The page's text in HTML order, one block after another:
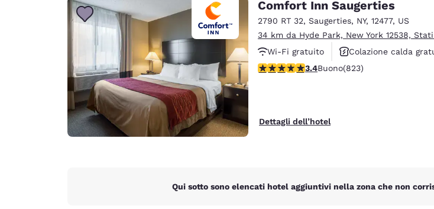
Español
Europa
Deutschland
Deutsch
Germany
English
Spain
Ireland
Comfort Inn Saugerties
2790 RT 32, Saugerties, NY, 12477, US
34 km da Hyde Park, New York 12538,
Wi-Fi gratuito
Colazione calda
Animali ammessi
Valutazione di 3.43 stelle. Buono. 823
3.4Buono(823)
Dettagli dell’hotel
Qui sotto sono elencati hotel aggiuntivi nella zona che non